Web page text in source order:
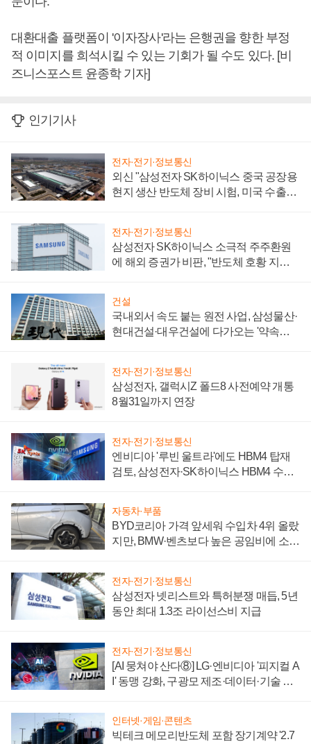
대환대출 플랫폼이 '이자장사'라는 은행권을 향한 부정
적 이미지를 희석시킬 수 있는 기회가 될 수도 있다. [비
즈니스포스트 윤종학 기자]
인기기사
전자·전기·정보통신
외신 "삼성전자 SK하이닉스 중국 공장용
현지 생산 반도체 장비 시험, 미국 수출통
전자·전기·정보통신
삼성전자 SK하이닉스 소극적 주주환원
에 해외 증권가 비판, "반도체 호황 지속
건설
국내외서 속도 붙는 원전 사업, 삼성물산·
현대건설·대우건설에 다가오는 '약속의
전자·전기·정보통신
삼성전자, 갤럭시Z 폴드8 사전예약 개통
8월31일까지 연장
전자·전기·정보통신
엔비디아 '루빈 울트라'에도 HBM4 탑재
검토, 삼성전자·SK하이닉스 HBM4 수율
자동차·부품
BYD코리아 가격 앞세워 수입차 4위 올랐
지만, BMW·벤츠보다 높은 공임비에 소비
전자·전기·정보통신
삼성전자 넷리스트와 특허분쟁 매듭, 5년
동안 최대 1.3조 라이선스비 지급
전자·전기·정보통신
[AI 뭉쳐야 산다⑧] LG·엔비디아 '피지컬 A
I' 동맹 강화, 구광모 제조·데이터·기술 결
인터넷·게임·콘텐츠
빅테크 메모리반도체 포함 장기계약 '2.7